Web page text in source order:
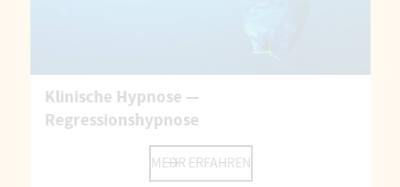
Klinische Hypnose —
Regressionshypnose
MEHR ERFAHREN